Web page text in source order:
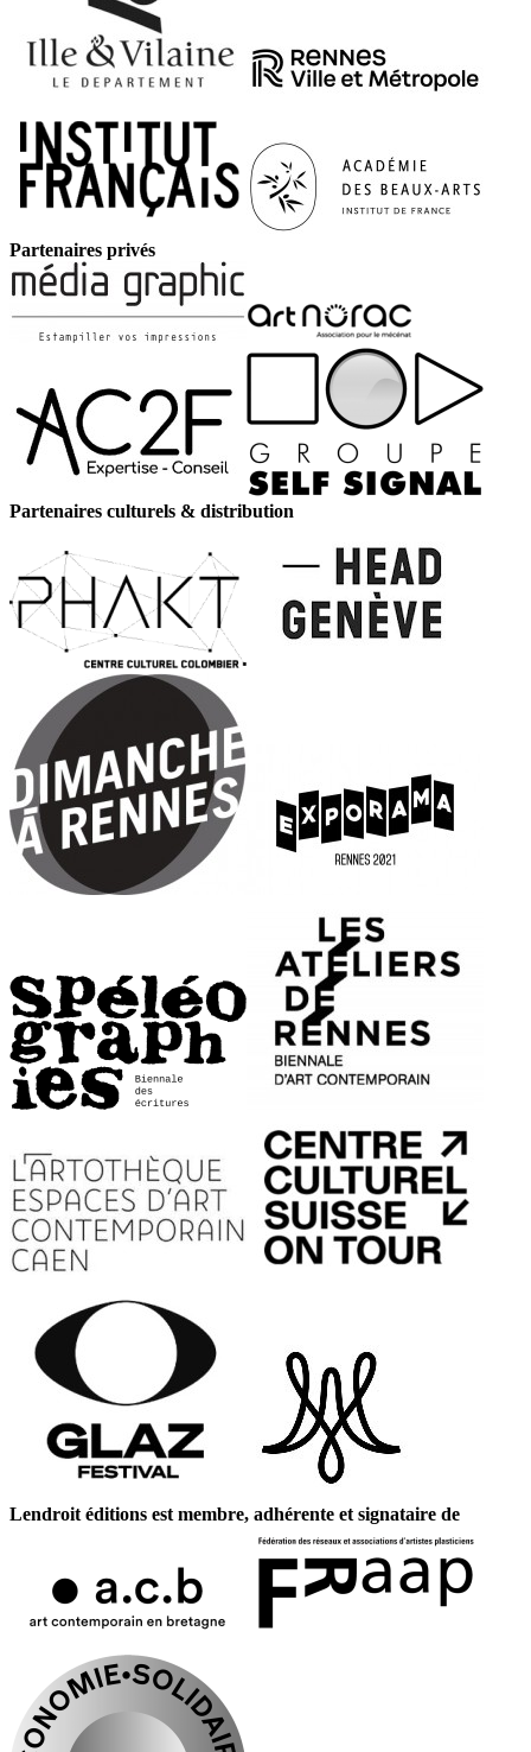
Partenaires privés
Partenaires culturels & distribution
Lendroit éditions est membre, adhérente et signataire de